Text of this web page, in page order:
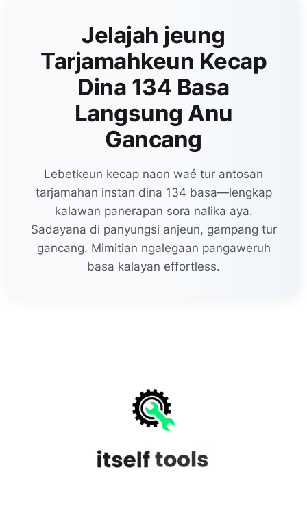
Jelajah jeung
Tarjamahkeun Kecap
Dina 134 Basa
Langsung Anu
Gancang
Lebetkeun kecap naon waé tur antosan
tarjamahan instan dina 134 basa—lengkap
kalawan panerapan sora nalika aya.
Sadayana di panyungsi anjeun, gampang tur
gancang. Mimitian ngalegaan pangaweruh
basa kalayan effortless.